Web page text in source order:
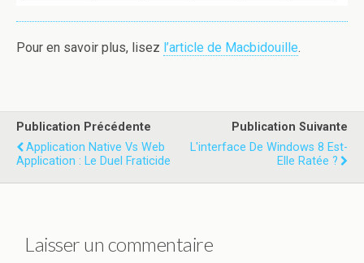
Pour en savoir plus, lisez l’article de Macbidouille.
Publication Précédente
Application Native Vs Web
Application : Le Duel Fraticide
Publication Suivante
L'interface De Windows 8 Est-
Elle Ratée ?
Laisser un commentaire